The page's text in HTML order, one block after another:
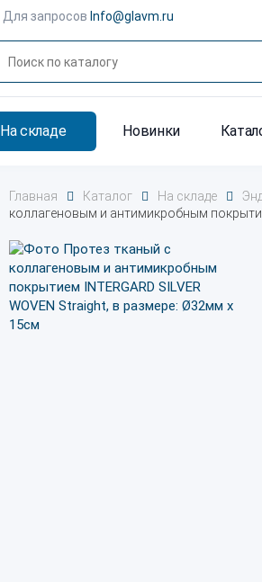
Для запросов Info@glavm.ru
На складе Новинки
Главная Каталог На складе
коллагеновым и антимикробным